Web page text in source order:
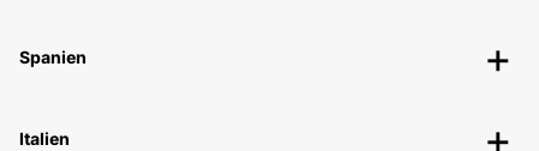
Spanien
Italien